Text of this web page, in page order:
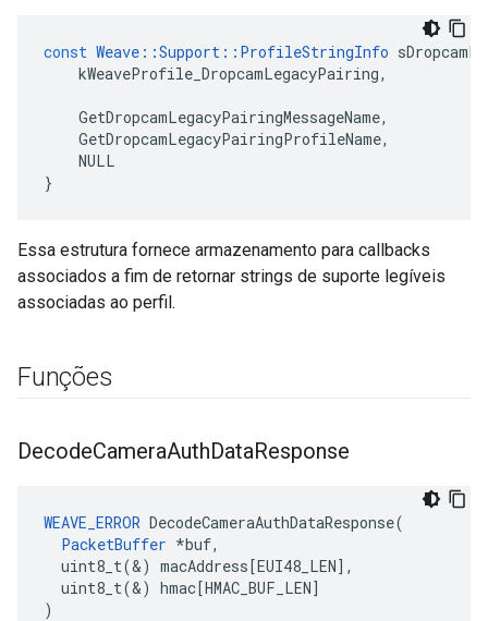
const Weave ::Support :: ProfileStringInfo
kWeaveProfile_DropcamLegacyPairing,
GetDropcamLegacyPairingMessageName,
GetDropcamLegacyPairingProfileName,
NULL
}
Essa estrutura fornece armazenamento para callbacks
associados a fim de retornar strings de suporte legíveis
associadas ao perfil.
Funções
DecodeCameraAuthDataResponse
WEAVE_ERROR DecodeCameraAuthDataResponse(
PacketBuffer *buf,
uint8_t(&) macAddress[EUI48_LEN] ,
uint8_t(&) hmac[HMAC_BUF_LEN]
)